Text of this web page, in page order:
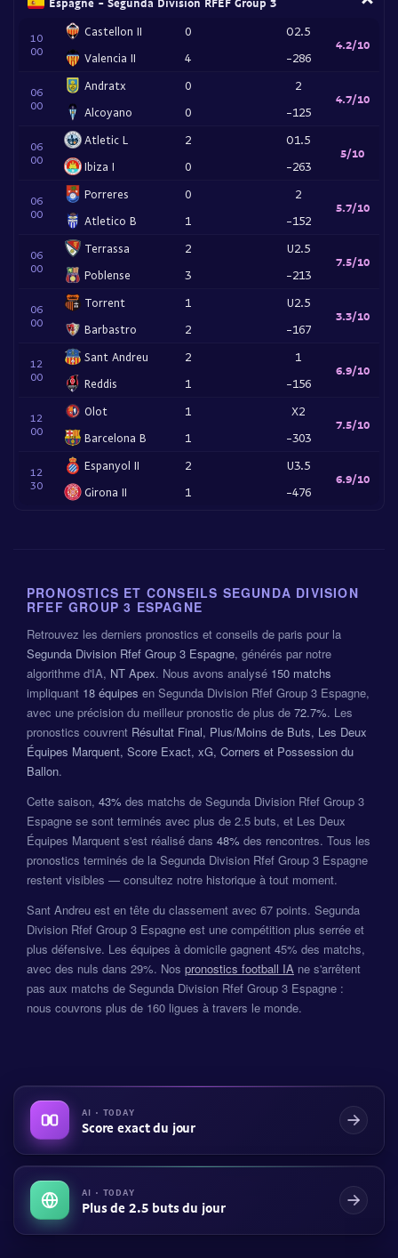
10
00
Castellon II
Valencia II
0
4
O2.5
-286
4.2/10
06
00
Andratx
Alcoyano
0
0
2
-125
4.7/10
06
00
Atletic L
Ibiza I
2
0
O1.5
-263
5/10
06
00
Porreres
Atletico B
0
1
2
-152
5.7/10
06
00
Terrassa
Poblense
2
3
U2.5
-213
7.5/10
06
00
Torrent
Barbastro
1
2
U2.5
-167
3.3/10
12
00
Sant Andreu
Reddis
2
1
1
-156
6.9/10
12
00
Olot
Barcelona B
1
1
X2
-303
7.5/10
12
30
Espanyol II
Girona II
2
1
U3.5
-476
6.9/10
PRONOSTICS ET CONSEILS SEGUNDA DIVISION
RFEF GROUP 3 ESPAGNE
Retrouvez les derniers pronostics et conseils de paris pour la
Segunda Division Rfef Group 3 Espagne, générés par notre
algorithme d'IA, NT Apex. Nous avons analysé 150 matchs
impliquant 18 équipes en Segunda Division Rfef Group 3 Espagne,
avec une précision du meilleur pronostic de plus de 72.7%. Les
pronostics couvrent Résultat Final, Plus/Moins de Buts, Les Deux
Équipes Marquent, Score Exact, xG, Corners et Possession du
Ballon.
Cette saison, 43% des matchs de Segunda Division Rfef Group 3
Espagne se sont terminés avec plus de 2.5 buts, et Les Deux
Équipes Marquent s'est réalisé dans 48% des rencontres. Tous les
pronostics terminés de la Segunda Division Rfef Group 3 Espagne
restent visibles — consultez notre historique à tout moment.
Sant Andreu est en tête du classement avec 67 points. Segunda
Division Rfef Group 3 Espagne est une compétition plus serrée et
plus défensive. Les équipes à domicile gagnent 45% des matchs,
avec des nuls dans 29%. Nos pronostics football IA ne s'arrêtent
pas aux matchs de Segunda Division Rfef Group 3 Espagne :
nous couvrons plus de 160 ligues à travers le monde.
AI · TODAY
Score exact du jour
AI · TODAY
Plus de 2.5 buts du jour